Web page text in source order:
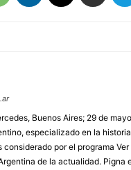
Buenos Aires; 29 de
especializado en la
considerado por el programa
de la actualidad. Pigna